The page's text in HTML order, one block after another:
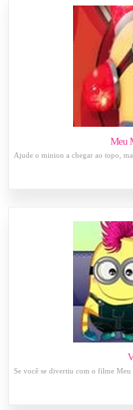
Meu
Ajude o minion a chegar ao topo,
Se você se divertiu com o filme